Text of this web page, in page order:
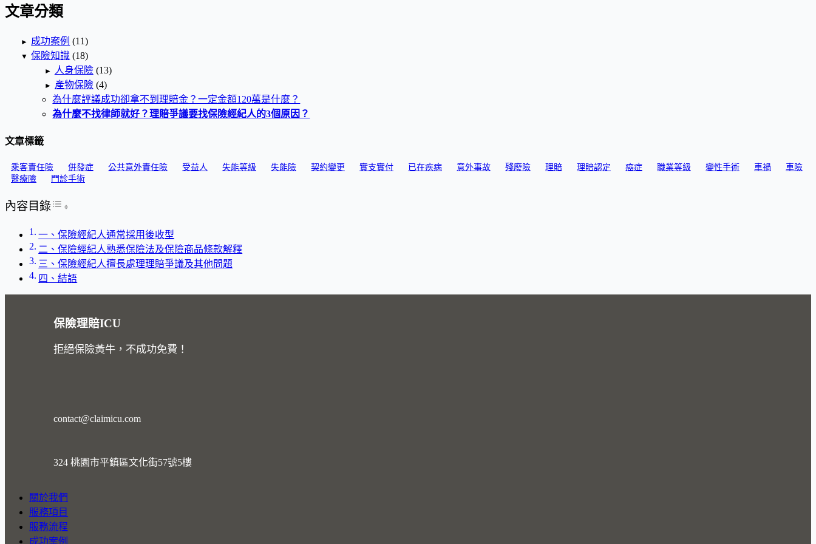
文章分類
► 成功案例 (11)
▼ 保險知識 (18)
► 人身保險(13)
► 產物保險(4)
為什麼評議成功卻拿不到理賠金？一定金額120萬是什麼？
為什麼不找律師就好？理賠爭議要找保險經紀人的3個原因？
文章標籤
乘客責任險 併發症 公共意外責任險 受益人 失能等級 失能險 契約變更 實支實付 已在疾病 意外事故 殘廢險 理賠 理賠認定 癌症 職業等級 變性手術 車禍
車險
醫療險
門診手術
內容目錄Toggle Table of Content
一、保險經紀人通常採用後收型
二、保險經紀人熟悉保險法及保險商品條款解釋
三、保險經紀人擅長處理理賠爭議及其他問題
四、結語
保險理賠ICU
拒絕保險黃牛，不成功免費！
contact@claimicu.com
324 桃園市平鎮區文化街57號5樓
關於我們
服務項目
服務流程
成功案例